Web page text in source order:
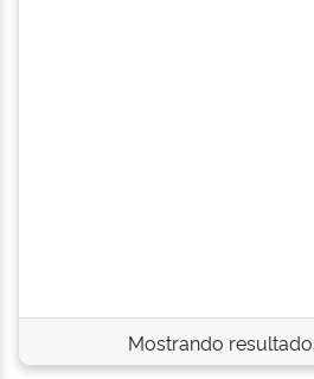
Mostrando